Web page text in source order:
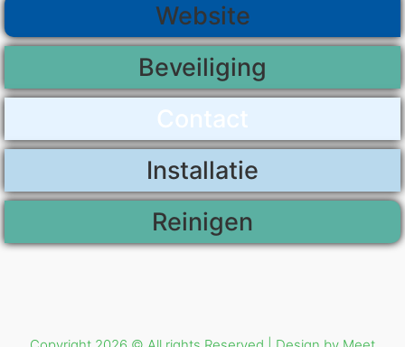
Website
Beveiliging
Contact
Installatie
Reinigen